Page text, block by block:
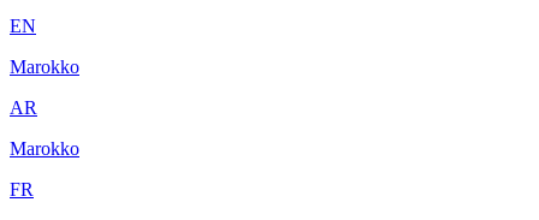
EN
Marokko
AR
Marokko
FR